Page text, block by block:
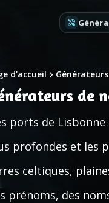
d'accueil
de
ports de
profondes et les
celtiques,
prénoms, des